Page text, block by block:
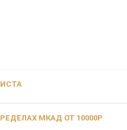
МКАД ОТ 10000Р